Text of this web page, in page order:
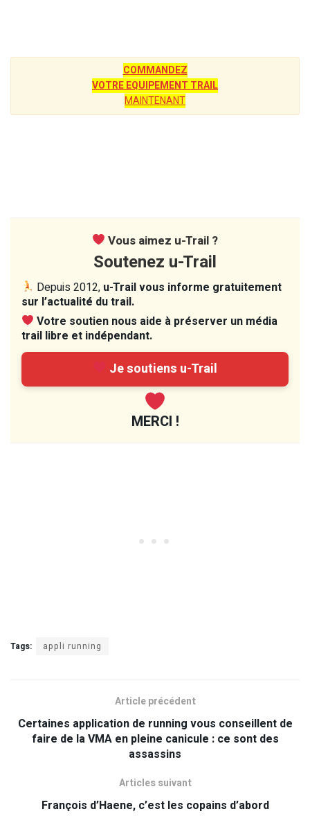
COMMANDEZ
VOTRE EQUIPEMENT TRAIL
MAINTENANT
Vous aimez u-Trail ?
Soutenez u-Trail
Depuis 2012, u-Trail vous informe gratuitement
sur l’actualité du trail.
Votre soutien nous aide à préserver un média
trail libre et indépendant.
Je soutiens u-Trail
MERCI !
Tags: appli running
Article précédent
Certaines application de running vous conseillent de
faire de la VMA en pleine canicule : ce sont des
assassins
Articles suivant
François d’Haene, c’est les copains d’abord